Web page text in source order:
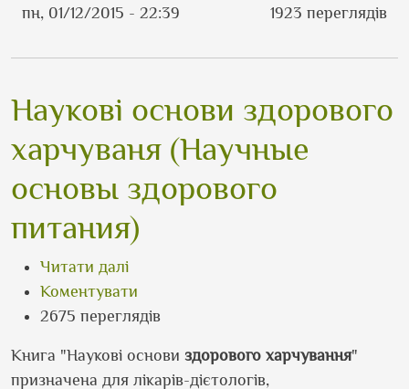
пн, 01/12/2015 - 22:39 1923 переглядів
Наукові основи здорового
харчуваня (Научные
основы здорового
питания)
Читати даліпро Наукові основи здорового
Коментувати
2675 переглядів
Книга "Наукові основи здорового харчування"
призначена для лікарів-дієтологів,